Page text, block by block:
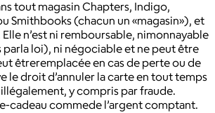
tout magasin Chapters, Indigo,
Smithbooks (chacun un «magasin»), et
Elle n’est ni remboursable, nimonnayable
parla loi), ni négociable et ne peut être
êtreremplacée en cas de perte ou de
le droit d’annuler la carte en tout temps
y compris par fraude.
cadeau commede l’argent comptant.